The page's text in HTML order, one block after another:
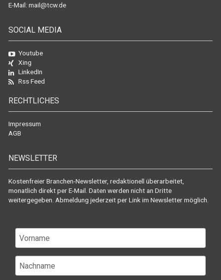
E-Mail: mail@tcw.de
SOCIAL MEDIA
Youtube
Xing
LinkedIn
Rss Feed
RECHTLICHES
Impressum
AGB
NEWSLETTER
Kostenfreier Branchen-Newsletter, redaktionell überarbeitet,
monatlich direkt per E-Mail. Daten werden nicht an Dritte
weitergegeben. Abmeldung jederzeit per Link im Newsletter möglich.